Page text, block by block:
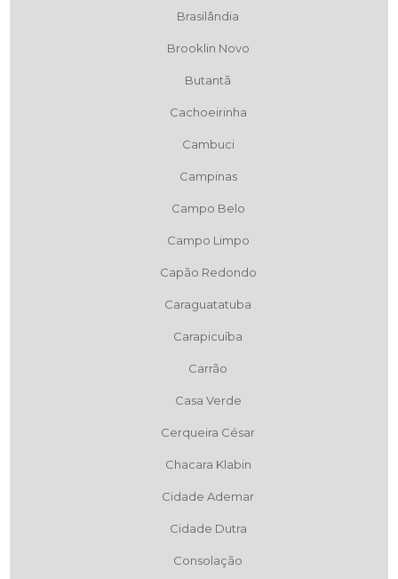
Brasilândia
Brooklin Novo
Butantã
Cachoeirinha
Cambuci
Campinas
Campo Belo
Campo Limpo
Capão Redondo
Caraguatatuba
Carapicuíba
Carrão
Casa Verde
Cerqueira César
Chacara Klabin
Cidade Ademar
Cidade Dutra
Consolação